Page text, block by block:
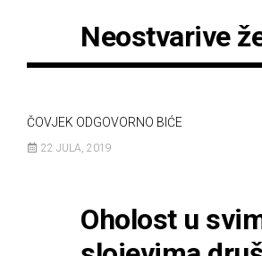
Neostvarive
ČOVJEK ODGOVORNO BIĆE
22 JULA, 2019
Oholost u